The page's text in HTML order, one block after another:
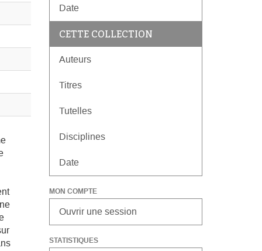
Date
CETTE COLLECTION
Auteurs
Titres
Tutelles
Disciplines
Date
MON COMPTE
Ouvrir une session
STATISTIQUES